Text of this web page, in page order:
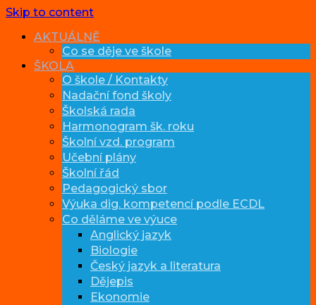
Skip to content
AKTUÁLNĚ
Co se děje ve škole
ŠKOLA
O škole / Kontakty
Nadační fond školy
Školská rada
Harmonogram šk. roku
Školní vzd. program
Učební plány
Školní řád
Pedagogický sbor
Výuka dig. kompetencí podle ECDL
Co děláme ve výuce
Anglický jazyk
Biologie
Český jazyk a literatura
Dějepis
Ekonomie